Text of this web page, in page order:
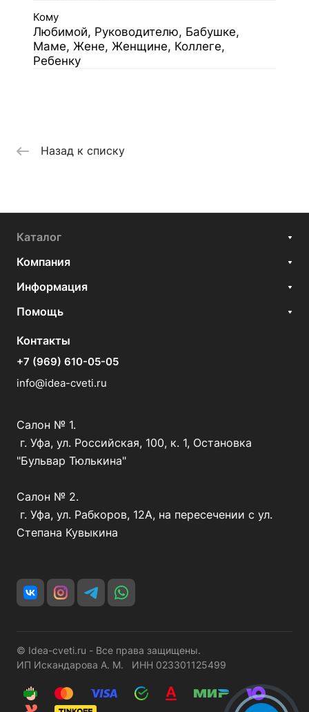
Кому
Любимой, Руководителю, Бабушке,
Маме, Жене, Женщине, Коллеге,
Ребенку
Назад к списку
Каталог
Компания
Информация
Помощь
Контакты
+7 (969) 610-05-05
info@idea-cveti.ru
Салон № 1.
г. Уфа, ул. Российская, 100, к. 1, Остановка
"Бульвар Тюлькина"
Салон № 2.
г. Уфа, ул. Рабкоров, 12А, на пересечении с ул.
Степана Кувыкина
© Idea-cveti.ru - Все права защищены.
ИП Искандарова А. М. ИНН 023301125499